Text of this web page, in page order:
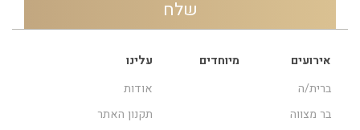
אירועים
ברית/ה
בר מצווה
מיוחדים
עלינו
אודות
תקנון האתר